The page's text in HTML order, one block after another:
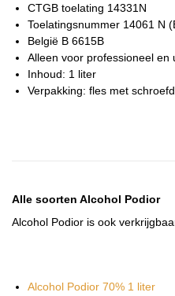
CTGB toelating 14331N
Toelatingsnummer 14061 N
België B 6615B
Alleen voor professioneel en
Inhoud: 1 liter
Verpakking: fles met
Alle soorten Alcohol Podior
Alcohol Podior is ook
Alcohol Podior 70% 1 liter